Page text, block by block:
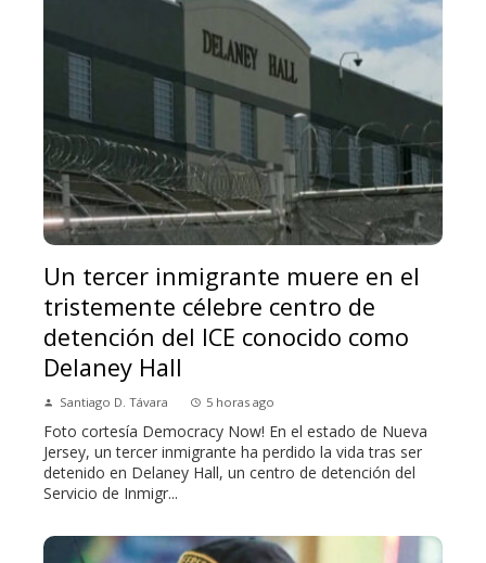
Un tercer inmigrante muere en el
tristemente célebre centro de
detención del ICE conocido como
Delaney Hall
Santiago D. Távara 5 horas ago
Foto cortesía Democracy Now! En el estado de Nueva
Jersey, un tercer inmigrante ha perdido la vida tras ser
detenido en Delaney Hall, un centro de detención del
Servicio de Inmigr...